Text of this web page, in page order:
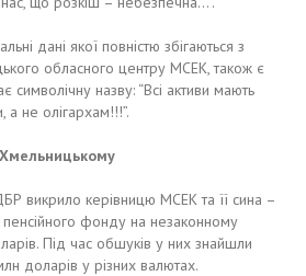
дані якої повністю збігаються з
обласного центру МСЕК, також є
символічну назву: “Всі активи мають
а не олігархам!!!”.
викрило керівницю МСЕК та її сина –
пенсійного фонду на незаконному
Під час обшуків у них знайшли
доларів у різних валютах.